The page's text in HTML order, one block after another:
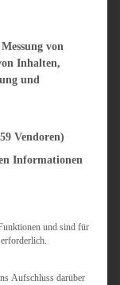
von
Inhalten,
und
Vendoren)
Informationen
erteilt werden
und sind für
Aufschluss darüber